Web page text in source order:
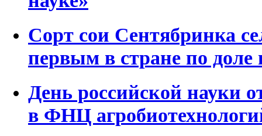
Сорт сои Сентябринка
первым в стране по доле
День российской науки
в ФНЦ